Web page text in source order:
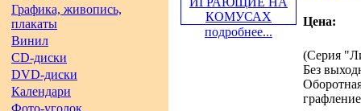
Графика, живопись,
плакаты
Винил
CD-диски
DVD-диски
Календари
Фото-уголок
подробнее...
Цена:
(Серия
Без